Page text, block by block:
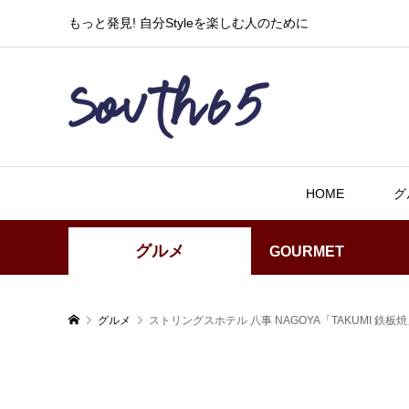
もっと発見! 自分Styleを楽しむ人のために
HOME
グルメ GOURMET
グルメ ストリングスホテル 八事 NAGOYA「TAKUMI 鉄